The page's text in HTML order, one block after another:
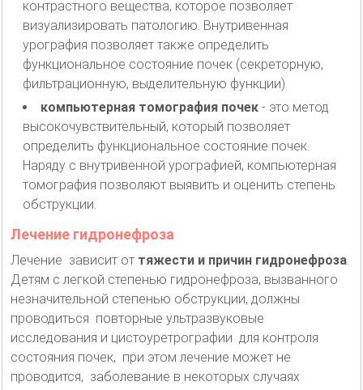
контрастного вещества, которое позволяет
визуализировать патологию. Внутривенная
урография позволяет также определить
функциональное состояние почек (секреторную,
фильтрационную, выделительную функции).
компьютерная томография почек - это метод
высокочувствительный, который позволяет
определить функциональное состояние почек.
Наряду с внутривенной урографией, компьютерная
томография позволяют выявить и оценить степень
обструкции.
Лечение гидронефроза
Лечение зависит от тяжести и причин гидронефроза.
Детям с легкой степенью гидронефроза, вызванного
незначительной степенью обструкции, должны
проводиться повторные ультразвуковые
исследования и цистоуретрографии для контроля
состояния почек, при этом лечение может не
проводится, заболевание в некоторых случаях